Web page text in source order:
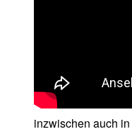
inzwischen auch